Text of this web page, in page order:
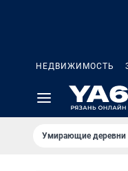
НЕДВИЖИМОСТЬ
Умирающие деревни